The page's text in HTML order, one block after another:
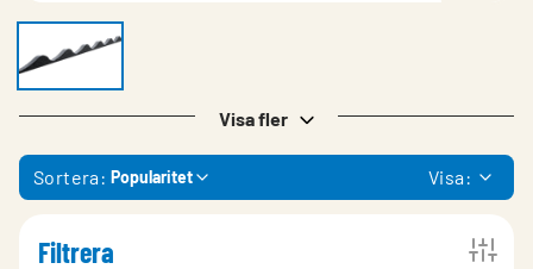
Visa fler
Sortera: Popularitet Visa:
Filtrera